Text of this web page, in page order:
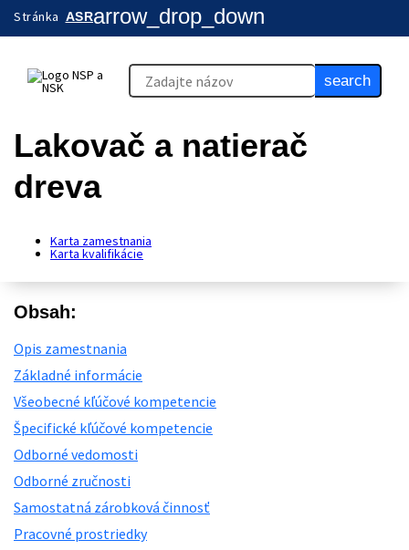
Stránka ASRarrow_drop_down
search
Lakovač a natierač
dreva
Karta zamestnania
Karta kvalifikácie
Obsah:
Opis zamestnania
Základné informácie
Všeobecné kľúčové kompetencie
Špecifické kľúčové kompetencie
Odborné vedomosti
Odborné zručnosti
Samostatná zárobková činnosť
Pracovné prostriedky